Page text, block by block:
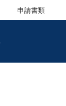
申請書類